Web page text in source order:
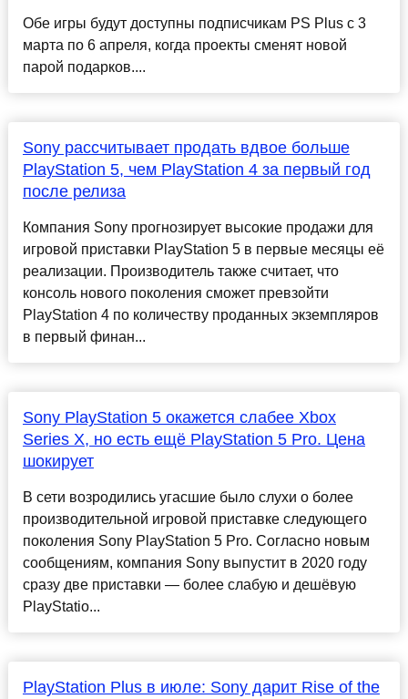
Обе игры будут доступны подписчикам PS Plus с 3
марта по 6 апреля, когда проекты сменят новой
парой подарков....
Sony рассчитывает продать вдвое больше
PlayStation 5, чем PlayStation 4 за первый год
после релиза
Компания Sony прогнозирует высокие продажи для
игровой приставки PlayStation 5 в первые месяцы её
реализации. Производитель также считает, что
консоль нового поколения сможет превзойти
PlayStation 4 по количеству проданных экземпляров
в первый финан...
Sony PlayStation 5 окажется слабее Xbox
Series X, но есть ещё PlayStation 5 Pro. Цена
шокирует
В сети возродились угасшие было слухи о более
производительной игровой приставке следующего
поколения Sony PlayStation 5 Pro. Согласно новым
сообщениям, компания Sony выпустит в 2020 году
сразу две приставки — более слабую и дешёвую
PlayStatio...
PlayStation Plus в июле: Sony дарит Rise of the